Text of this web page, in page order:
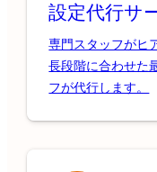
設定代行サ
専門スタッフがヒ
長段階に合わせた
フが代行します。